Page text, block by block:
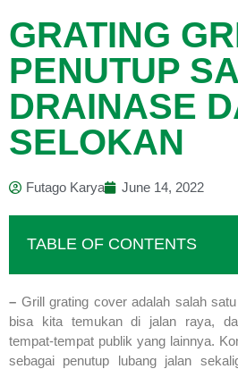
GRATING
PENUTUP
DRAINASE
SELOKAN
Futago Karya June 14, 2022
TABLE OF CONTENTS
– Grill grating cover adalah salah
bisa kita temukan di jalan raya,
tempat-tempat publik yang lainnya.
sebagai penutup lubang jalan